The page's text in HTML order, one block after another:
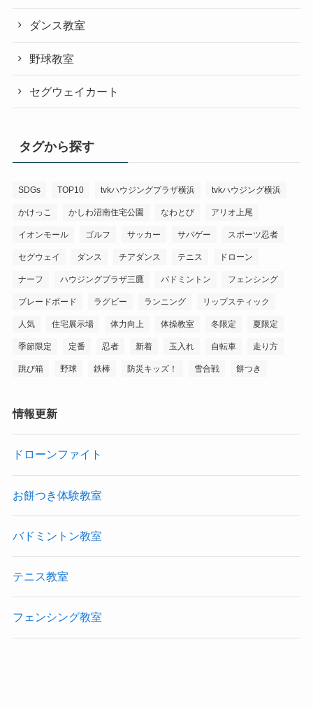
ダンス教室
野球教室
セグウェイカート
タグから探す
SDGs TOP10 tvkハウジングプラザ横浜 tvkハウジング横浜
かけっこ かしわ沼南住宅公園 なわとび アリオ上尾
イオンモール ゴルフ サッカー サバゲー スポーツ忍者
セグウェイ ダンス チアダンス テニス ドローン
ナーフ ハウジングプラザ三鷹 バドミントン フェンシング
ブレードボード ラグビー ランニング リップスティック
人気 住宅展示場 体力向上 体操教室 冬限定 夏限定
季節限定 定番 忍者 新着 玉入れ 自転車 走り方
跳び箱 野球 鉄棒 防災キッズ！ 雪合戦 餅つき
情報更新
ドローンファイト
お餅つき体験教室
バドミントン教室
テニス教室
フェンシング教室